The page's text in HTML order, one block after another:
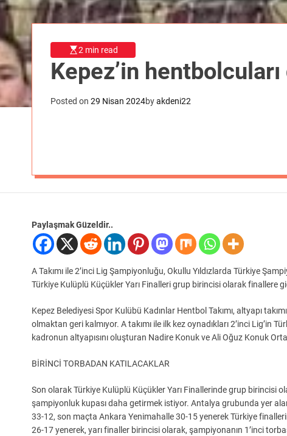
2 min read
Kepez’in
Posted on 29 Nisan 2024byakdeni22
Paylaşmak Güzeldir..
A Takımı ile 2’inci Lig Şampiyonluğu, Okullu Yıldızlarda Türkiye
Türkiye Kulüplü Küçükler Yarı Finalleri grup birincisi olarak finallere
Kepez Belediyesi Spor Kulübü Kadınlar Hentbol Takımı, altyapı
olmaktan geri kalmıyor. A takımı ile ilk kez oynadıkları 2’inci Lig’in
kadronun altyapısını oluşturan Nadire Konuk ve Ali Oğuz Konuk
BİRİNCİ TORBADAN KATILACAKLAR
Son olarak Türkiye Kulüplü Küçükler Yarı Finallerinde grup birincisi
şampiyonluk kupası daha getirmek istiyor. Antalya grubunda yer alan
33-12, son maçta Ankara Yenimahalle 30-15 yenerek Türkiye
26-17 yenerek, yarı finaller birincisi olarak, şampiyonanın 1’inci